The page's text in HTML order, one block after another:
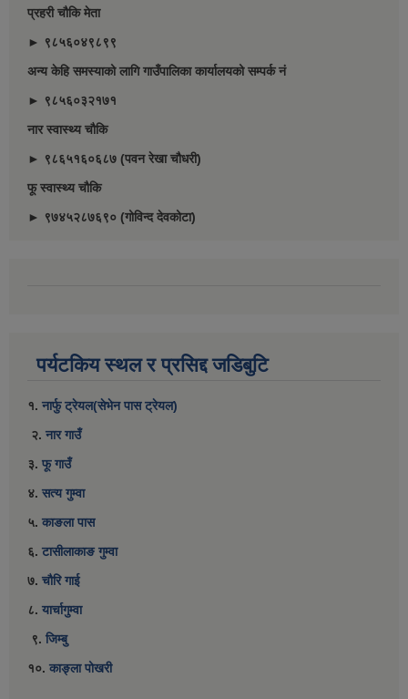
प्रहरी चौकि मेता
► ९८५६०४९८९९
अन्य केहि समस्याको लागि गाउँपालिका कार्यालयको सम्पर्क नं
► ९८५६०३२१७१
नार स्वास्थ्य चौकि
► ९८६५१६०६८७ (पवन रेखा चौधरी)
फू स्वास्थ्य चौकि
► ९७४५२८७६९० (गोविन्द देवकोटा)
पर्यटकिय स्थल र प्रसिद्द जडिबुटि
१. नार्फु ट्रेयल(सेभेन पास ट्रेयल)
२. नार गाउँ
३. फू गाउँ
४. सत्य गुम्वा
५. काङला पास
६. टासीलाकाङ गुम्वा
७. चौरि गाई
८. यार्चागुम्वा
९. जिम्बु
१०. काङ्ला पोखरी